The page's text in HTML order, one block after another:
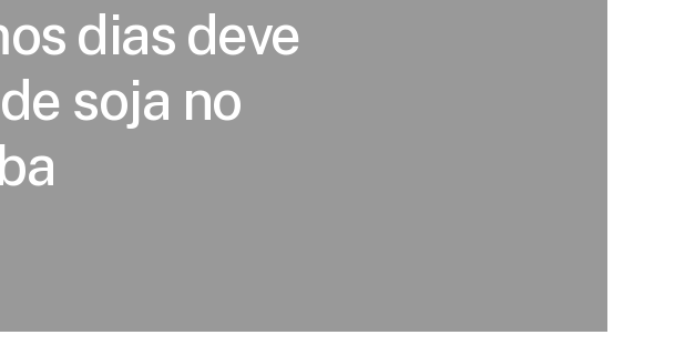
dias deve
soja no